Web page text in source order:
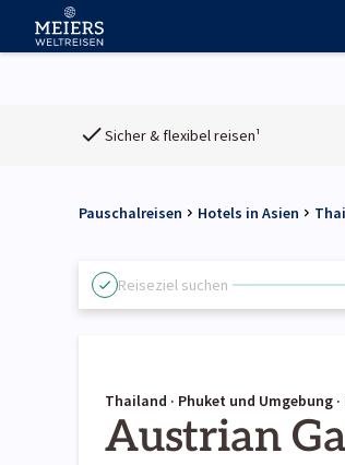
Sicher & flexibel reisen¹
Pauschalreisen Hotels in Asien
Reiseziel suchen
Thailand · Phuket und Umgebung
Austrian